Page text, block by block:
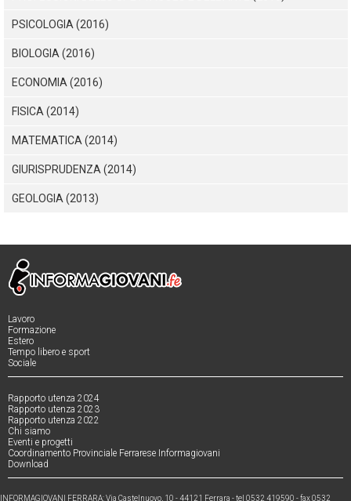
PSICOLOGIA (2016)
BIOLOGIA (2016)
ECONOMIA (2016)
FISICA (2014)
MATEMATICA (2014)
GIURISPRUDENZA (2014)
GEOLOGIA (2013)
Lavoro
Formazione
Estero
Tempo libero e sport
Sociale
Rapporto utenza 2024
Rapporto utenza 2023
Rapporto utenza 2022
Chi siamo
Eventi e progetti
Coordinamento Provinciale Ferrarese Informagiovani
Download
INFORMAGIOVANI FERRARA: Via Castelnuovo, 10 - 44121 Ferrara - tel 0532 419590 - fax 0532